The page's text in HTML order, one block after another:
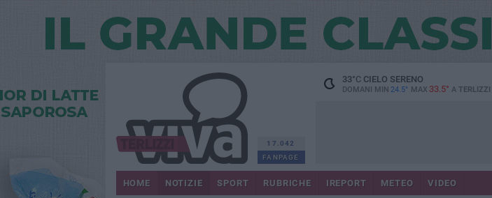
17.042
FANPAGE
33°CCIELO SERENO
DOMANI MIN 24.5° MAX 33.5° A TERLIZZI
HOME NOTIZIE SPORT RUBRICHE IREPORT METEO VIDEO